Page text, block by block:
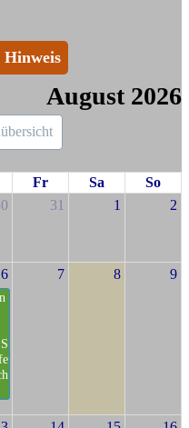
Hinweis
August 2026
Fr Sa
So
31 1 2
6 7 8 9